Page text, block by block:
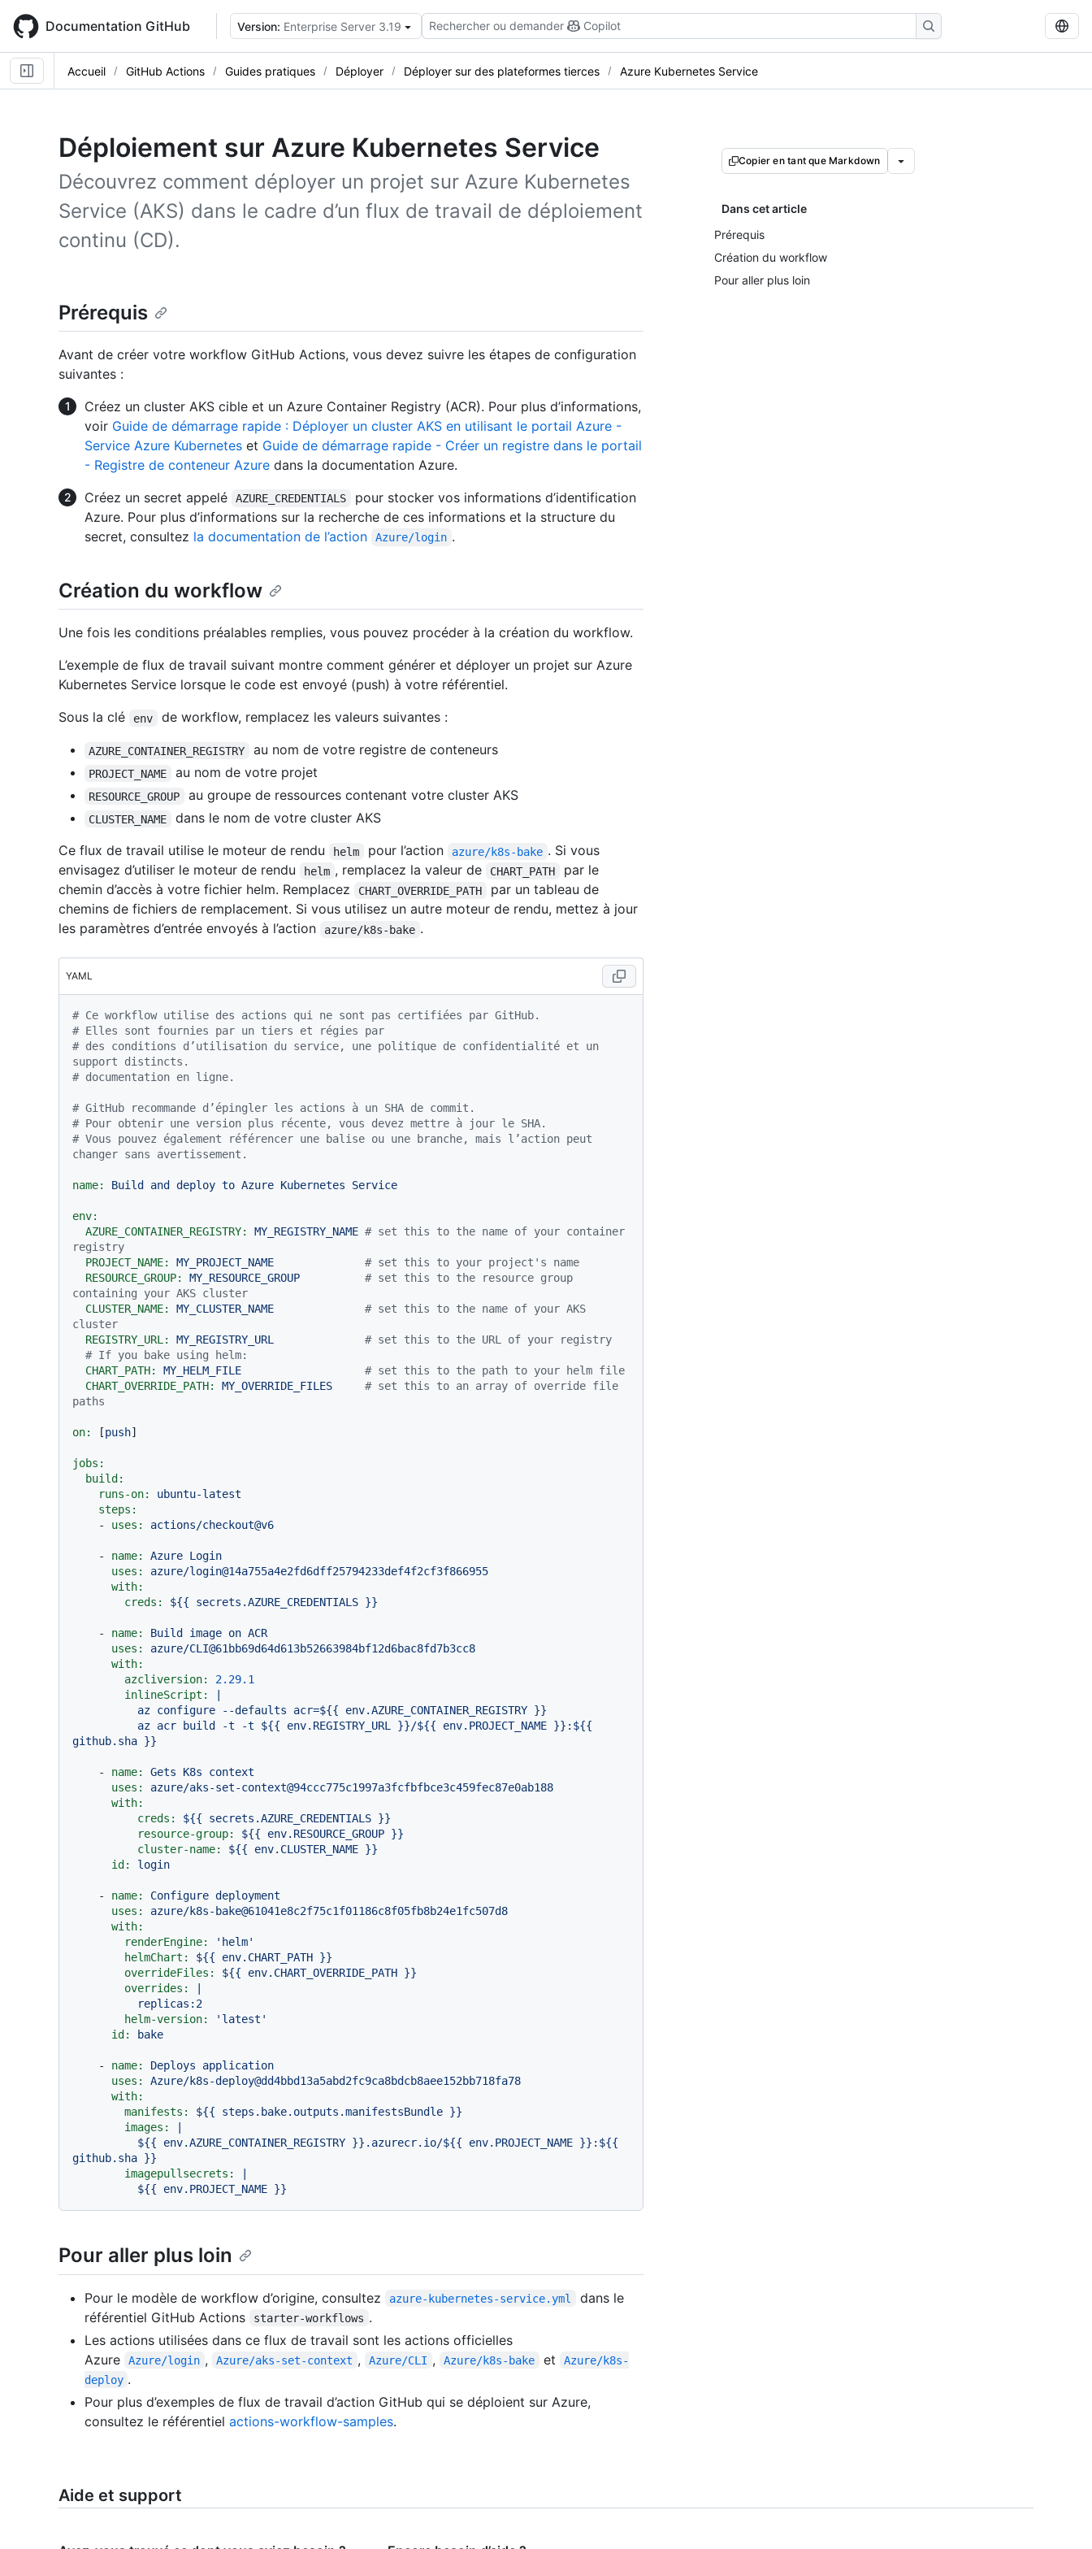
main
content
Documentation GitHub Version: Enterprise Server 3.19 Rechercher ou demander Copilot
Accueil GitHub Actions Guides pratiques Déployer Déployer sur des plateformes tierces Azure Kubernetes Service
Déploiement sur Azure Kubernetes Service
Découvrez comment déployer un projet sur Azure Kubernetes
Service (AKS) dans le cadre d’un flux de travail de déploiement
continu (CD).
Copier en tant que Markdown
Dans cet article
Prérequis
Création du workflow
Pour aller plus loin
Prérequis
Avant de créer votre workflow GitHub Actions, vous devez suivre les étapes de configuration
suivantes :
Créez un cluster AKS cible et un Azure Container Registry (ACR). Pour plus d’informations,
voir Guide de démarrage rapide : Déployer un cluster AKS en utilisant le portail Azure -
Service Azure Kubernetes et Guide de démarrage rapide - Créer un registre dans le portail
- Registre de conteneur Azure dans la documentation Azure.
Créez un secret appelé
AZURE_CREDENTIALS
pour stocker vos informations d’identification
Azure. Pour plus d’informations sur la recherche de ces informations et la structure du
secret, consultez la documentation de l’action Azure/login .
Création du workflow
Une fois les conditions préalables remplies, vous pouvez procéder à la création du workflow.
L’exemple de flux de travail suivant montre comment générer et déployer un projet sur Azure
Kubernetes Service lorsque le code est envoyé (push) à votre référentiel.
Sous la clé
env de workflow, remplacez les valeurs suivantes :
AZURE_CONTAINER_REGISTRY au nom de votre registre de conteneurs
PROJECT_NAME au nom de votre projet
RESOURCE_GROUP au groupe de ressources contenant votre cluster AKS
CLUSTER_NAME
dans le nom de votre cluster AKS
Ce flux de travail utilise le moteur de rendu
helm pour l’action azure/k8s-bake . Si vous
envisagez d’utiliser le moteur de rendu
helm , remplacez la valeur de CHART_PATH
par le
chemin d’accès à votre fichier helm. Remplacez
CHART_OVERRIDE_PATH
par un tableau de
chemins de fichiers de remplacement. Si vous utilisez un autre moteur de rendu, mettez à jour
les paramètres d’entrée envoyés à l’action
azure/k8s-bake .
YAML
# Ce workflow utilise des actions qui ne sont pas certifiées par GitHub.
# Elles sont fournies par un tiers et régies par
# des conditions d’utilisation du service, une politique de confidentialité et un
support distincts.
# documentation en ligne.
# GitHub recommande d’épingler les actions à un SHA de commit.
# Pour obtenir une version plus récente, vous devez mettre à jour le SHA.
# Vous pouvez également référencer une balise ou une branche, mais l’action peut
changer sans avertissement.
name: Build and deploy to Azure Kubernetes Service
env:
AZURE_CONTAINER_REGISTRY:
MY_REGISTRY_NAME # set this to the name of your container
registry
PROJECT_NAME:
MY_PROJECT_NAME
# set this to your project's name
RESOURCE_GROUP:
MY_RESOURCE_GROUP
# set this to the resource group
containing your AKS cluster
CLUSTER_NAME:
MY_CLUSTER_NAME
# set this to the name of your AKS
cluster
REGISTRY_URL:
MY_REGISTRY_URL
# set this to the URL of your registry
# If you bake using helm:
CHART_PATH:
MY_HELM_FILE
# set this to the path to your helm file
CHART_OVERRIDE_PATH:
MY_OVERRIDE_FILES
# set this to an array of override file
paths
on: [push]
jobs:
build:
runs-on:
ubuntu-latest
steps:
-
uses: actions/checkout@v6
- name: Azure Login
uses:
azure/login@14a755a4e2fd6dff25794233def4f2cf3f866955
with:
creds:
${{ secrets.AZURE_CREDENTIALS }}
- name: Build image on ACR
uses:
azure/CLI@61bb69d64d613b52663984bf12d6bac8fd7b3cc8
with:
azcliversion:
2.29.1
inlineScript:
- name: Gets K8s
context
uses:
azure/aks-set-context@94ccc775c1997a3fcfbfbce3c459fec87e0ab188
with:
creds:
${{ secrets.AZURE_CREDENTIALS }}
resource-group:
${{ env.RESOURCE_GROUP }}
cluster-name:
${{ env.CLUSTER_NAME }}
id:
login
- name: Configure deployment
uses:
azure/k8s-bake@61041e8c2f75c1f01186c8f05fb8b24e1fc507d8
with:
renderEngine:
'helm'
helmChart:
${{ env.CHART_PATH }}
overrideFiles:
${{ env.CHART_OVERRIDE_PATH }}
overrides:
helm-version:
'latest'
id:
bake
- name: Deploys
application
uses:
Azure/k8s-deploy@dd4bbd13a5abd2fc9ca8bdcb8aee152bb718fa78
with:
manifests:
${{ steps.bake.outputs.manifestsBundle }}
images:
imagepullsecrets:
Pour aller plus loin
Pour le modèle de workflow d’origine, consultez azure-kubernetes-service.yml
dans le
référentiel GitHub Actions
starter-workflows .
Les actions utilisées dans ce flux de travail sont les actions officielles
Azure
Azure/login , Azure/aks-set-context , Azure/CLI , Azure/k8s-bake et
Azure/k8s-
deploy .
Pour plus d’exemples de flux de travail d’action GitHub qui se déploient sur Azure,
consultez le référentiel actions-workflow-samples.
Aide et support